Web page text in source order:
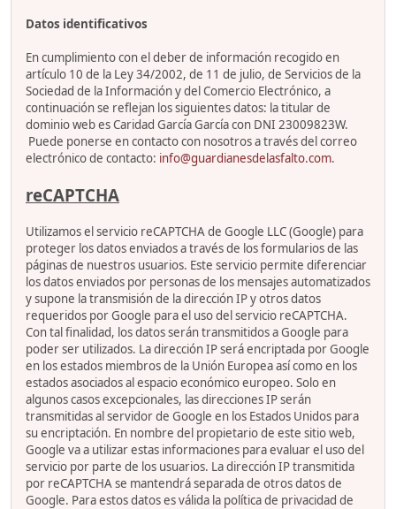
Datos identificativos
En cumplimiento con el deber de información recogido en
artículo 10 de la Ley 34/2002, de 11 de julio, de Servicios de la
Sociedad de la Información y del Comercio Electrónico, a
continuación se reflejan los siguientes datos: la titular de
dominio web es Caridad García García con DNI 23009823W.
Puede ponerse en contacto con nosotros a través del correo
electrónico de contacto: info@guardianesdelasfalto.com.
reCAPTCHA
Utilizamos el servicio reCAPTCHA de Google LLC (Google) para
proteger los datos enviados a través de los formularios de las
páginas de nuestros usuarios. Este servicio permite diferenciar
los datos enviados por personas de los mensajes automatizados
y supone la transmisión de la dirección IP y otros datos
requeridos por Google para el uso del servicio reCAPTCHA.
Con tal finalidad, los datos serán transmitidos a Google para
poder ser utilizados. La dirección IP será encriptada por Google
en los estados miembros de la Unión Europea así como en los
estados asociados al espacio económico europeo. Solo en
algunos casos excepcionales, las direcciones IP serán
transmitidas al servidor de Google en los Estados Unidos para
su encriptación. En nombre del propietario de este sitio web,
Google va a utilizar estas informaciones para evaluar el uso del
servicio por parte de los usuarios. La dirección IP transmitida
por reCAPTCHA se mantendrá separada de otros datos de
Google. Para estos datos es válida la política de privacidad de